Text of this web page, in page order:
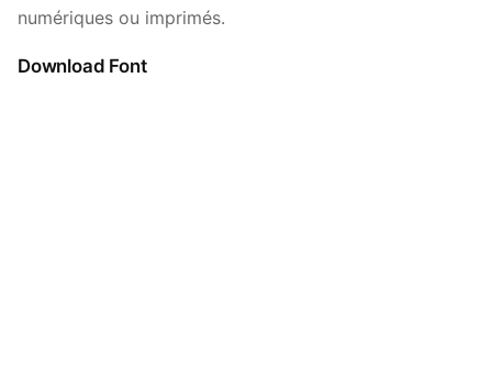
numériques ou imprimés.
Download Font